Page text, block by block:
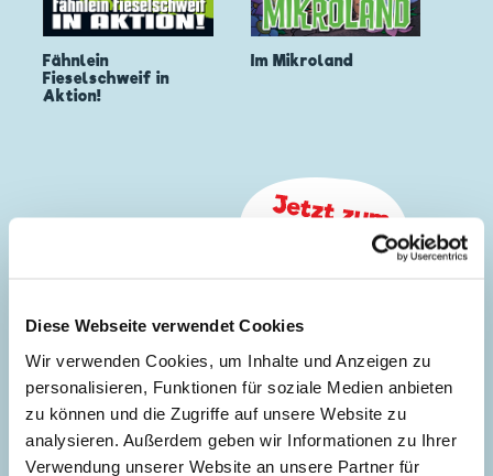
Diese Webseite verwendet Cookies
Wir verwenden Cookies, um Inhalte und Anzeigen zu
personalisieren, Funktionen für soziale Medien anbieten
zu können und die Zugriffe auf unsere Website zu
analysieren. Außerdem geben wir Informationen zu Ihrer
Verwendung unserer Website an unsere Partner für
Fähnlein
Fieselschweif in
Aktion!
Im Mikroland